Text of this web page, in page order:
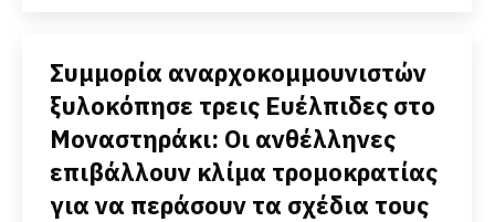
Συμμορία αναρχοκομμουνιστών
ξυλοκόπησε τρεις Ευέλπιδες στο
Μοναστηράκι: Οι ανθέλληνες
επιβάλλουν κλίμα τρομοκρατίας
για να περάσουν τα σχέδια τους